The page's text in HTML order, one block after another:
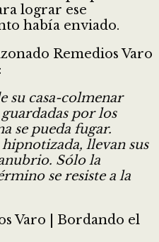
lograr ese
había enviado.
Remedios Varo
su casa-colmenar
por los
se pueda fugar.
llevan sus
Sólo la
se resiste a la